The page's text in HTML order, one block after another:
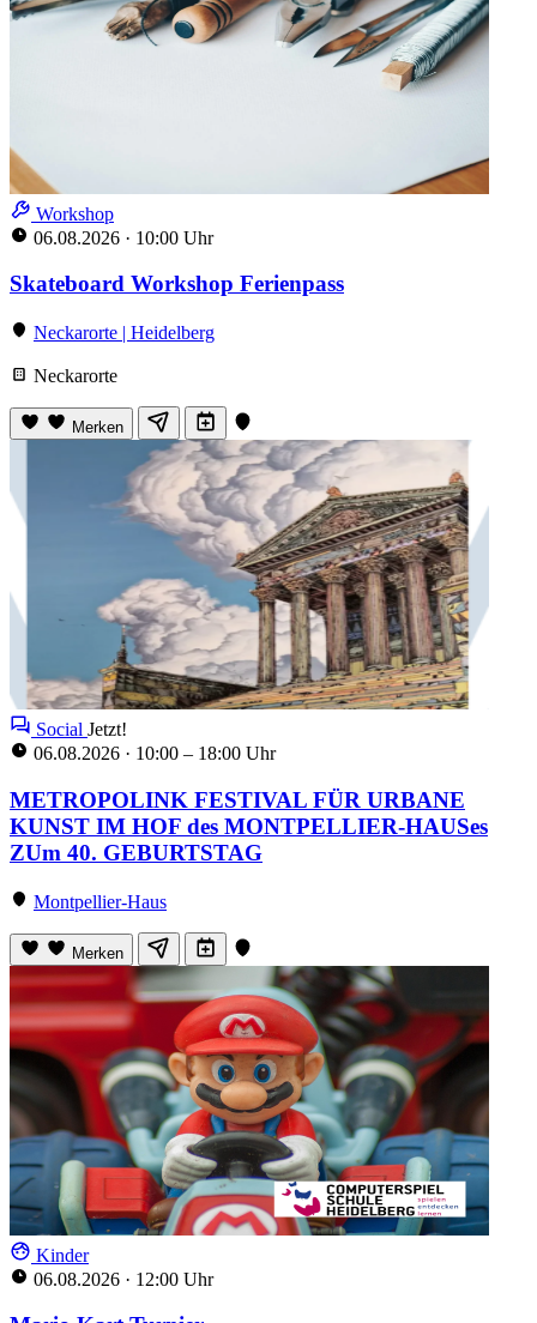
Workshop
06.08.2026 · 10:00 Uhr
Skateboard Workshop Ferienpass
Neckarorte | Heidelberg
Neckarorte
Merken
Social Jetzt!
06.08.2026 · 10:00 – 18:00 Uhr
METROPOLINK FESTIVAL FÜR URBANE
KUNST IM HOF des MONTPELLIER-HAUSes
ZUm 40. GEBURTSTAG
Montpellier-Haus
Merken
Kinder
06.08.2026 · 12:00 Uhr